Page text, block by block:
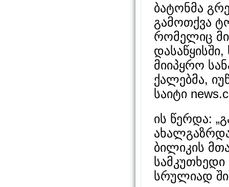
ბატონმა
გამოთქვა
რომელიც
მიიპყრო
ქალებმა,
საიტი
ის წერდა:
ბილიკის
სრულიად